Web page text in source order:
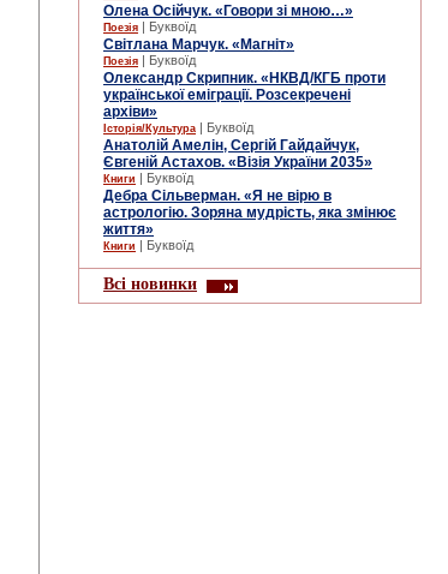
Олена Осійчук. «Говори зі мною…»
Поезія | Буквоїд
Світлана Марчук. «Магніт»
Поезія | Буквоїд
Олександр Скрипник. «НКВД/КГБ проти
української еміграції. Розсекречені
архіви»
Історія/Культура | Буквоїд
Анатолій Амелін, Сергій Гайдайчук,
Євгеній Астахов. «Візія України 2035»
Книги | Буквоїд
Дебра Сільверман. «Я не вірю в
астрологію. Зоряна мудрість, яка змінює
життя»
Книги | Буквоїд
Всі новинки